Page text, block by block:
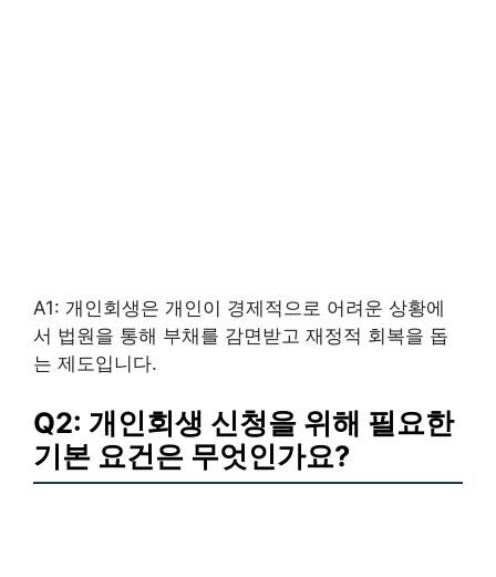
A1: 개인회생은 개인이 경제적으로 어려운 상황에
서 법원을 통해 부채를 감면받고 재정적 회복을 돕
는 제도입니다.
Q2: 개인회생 신청을 위해 필요한
기본 요건은 무엇인가요?